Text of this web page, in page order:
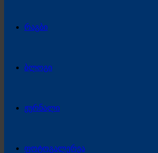
რაგბი
ბლოგი
ჟურნალი
ფოტოგალერეა